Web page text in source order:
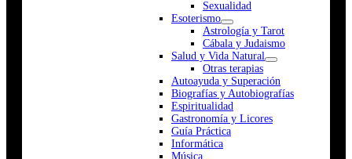
Sexualidad
Esoterismo
Astrología y Tarot
Cábala y Judaismo
Salud y Vida Natural
Otras terapias
Autoayuda y Superación
Biografías y Autobiografías
Espiritualidad
Gastronomía y Licores
Guía Práctica
Informática
Música